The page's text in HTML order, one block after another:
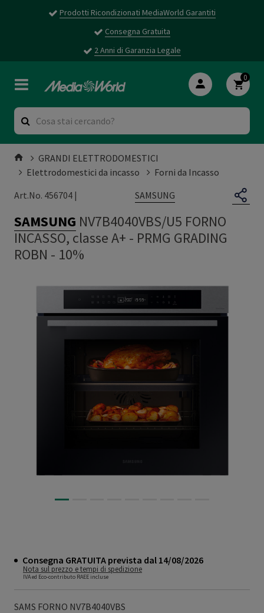
Prodotti Ricondizionati MediaWorld Garantiti
Consegna Gratuita
2 Anni di Garanzia Legale
0
GRANDI ELETTRODOMESTICI
Elettrodomestici da incasso
Forni da Incasso
Art.No. 456704 |
SAMSUNG
SAMSUNG NV7B4040VBS/U5 FORNO
INCASSO, classe A+ - PRMG GRADING
ROBN - 10%
Consegna GRATUITA prevista dal 14/08/2026
Nota sul prezzo e tempi di spedizione
IVA ed Eco-contributo RAEE incluse
SAMS FORNO NV7B4040VBS